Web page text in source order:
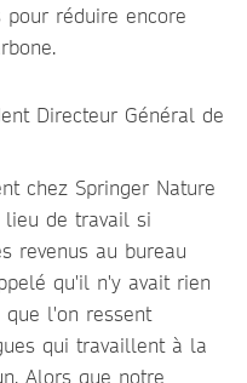
réduire encore
Directeur Général de
chez Springer Nature
de travail si
revenus au bureau
qu'il n'y avait rien
l'on ressent
qui travaillent à la
Alors que notre